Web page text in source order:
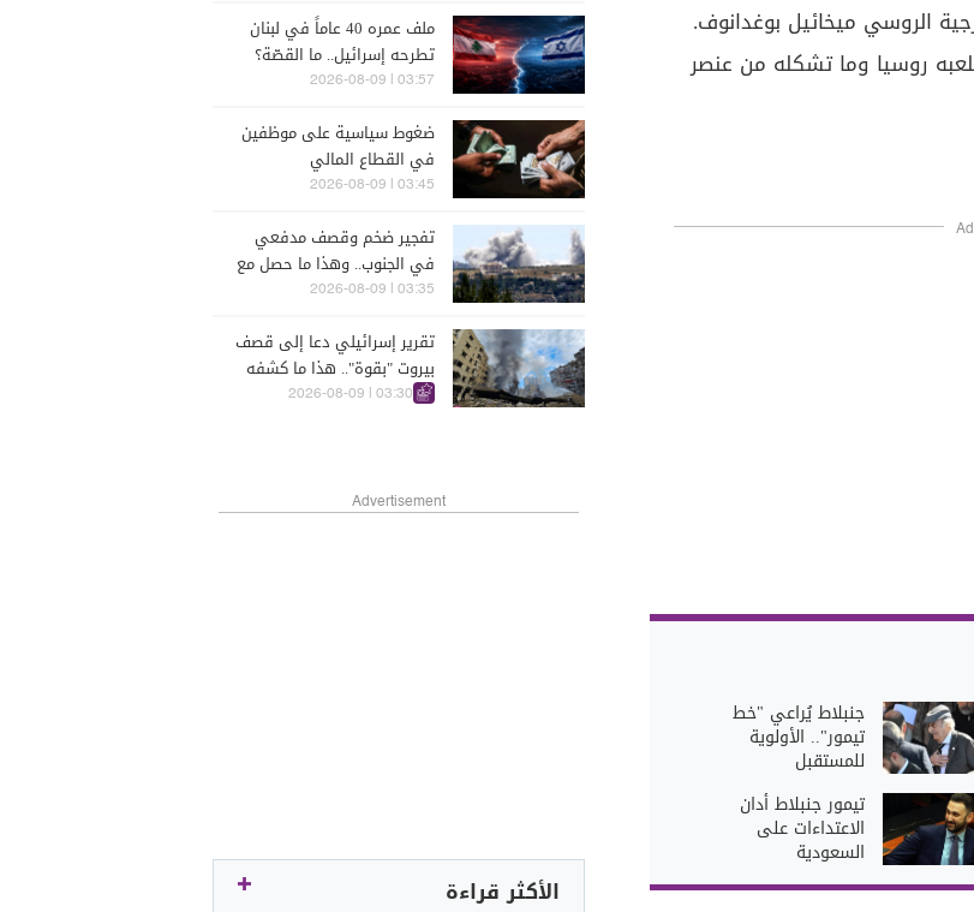
الروسي ميخائيل بوغدانوف.
روسيا وما تشكله من عنصر
جنبلاط يُراعي "خط
تيمور".. الأولوية
للمستقبل
تيمور جنبلاط أدان
الاعتداءات على
السعودية
ملف عمره 40 عاماً في لبنان
تطرحه إسرائيل.. ما القصّة؟
03:57 | 2026-08-09
ضغوط سياسية على موظفين
في القطاع المالي
03:45 | 2026-08-09
تفجير ضخم وقصف مدفعي
في الجنوب.. وهذا ما حصل مع
"اليونيفيل"
03:35 | 2026-08-09
تقرير إسرائيلي دعا إلى قصف
بيروت "بقوة".. هذا ما كشفه
03:30 | 2026-08-09
Advertisement
الأكثر قراءة